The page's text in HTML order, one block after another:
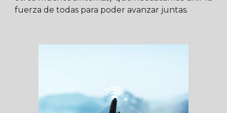
fuerza de todas para poder avanzar juntas.